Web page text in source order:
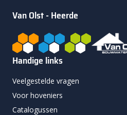
Van Olst - Heerde
Handige links
Veelgestelde vragen
Voor hoveniers
Catalogussen